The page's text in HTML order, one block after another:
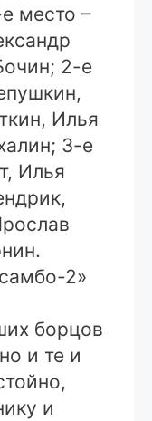
место –
2-е
Илья
3-е
Илья
2»
борцов
и те и
и